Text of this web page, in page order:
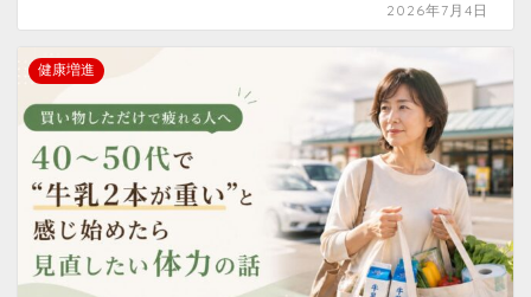
2026年7月4日
健康増進